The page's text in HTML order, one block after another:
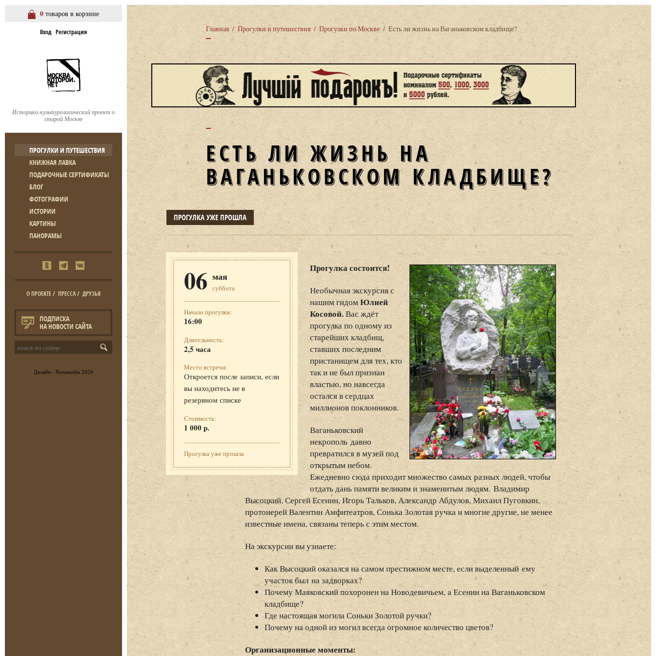
0 товаров в корзине
Вход Регистрация
Историко-культурологический проект о
старой Москве
ПРОГУЛКИ И ПУТЕШЕСТВИЯ
КНИЖНАЯ ЛАВКА
ПОДАРОЧНЫЕ СЕРТИФИКАТЫ
БЛОГ
ФОТОГРАФИИ
ИСТОРИИ
КАРТИНЫ
ПАНОРАМЫ
О ПРОЕКТЕ/ ПРЕССА/ ДРУЗЬЯ
ПОДПИСКА
НА НОВОСТИ САЙТА
Дизайн - Notamedia 2026
Главная / Прогулки и путешествия / Прогулки по Москве / Есть ли жизнь на Ваганьковском кладбище?
ЕСТЬ ЛИ ЖИЗНЬ НА
ВАГАНЬКОВСКОМ КЛАДБИЩЕ?
ПРОГУЛКА УЖЕ ПРОШЛА
06 мая
суббота
Начало прогулки:
16:00
Длительность:
2,5 часа
Место встречи:
Откроется после записи, если
вы находитесь не в
резервном списке
Стоимость:
1 000 р.
Прогулка уже прошла
Прогулка состоится!
Необычная экскурсия с
нашим гидомЮлией
Косовой.Вас ждёт
прогулка по одному из
старейших кладбищ,
ставших последним
пристанищем для тех, кто
так и не был признан
властью, но навсегда
остался в сердцах
миллионов поклонников.
Ваганьковский
некрополь давно
превратился в музей под
открытым небом.
Ежедневно сюда приходит множество самых разных людей, чтобы
отдать дань памяти великим и знаменитым людям. Владимир
Высоцкий, Сергей Есенин, Игорь Тальков, Александр Абдулов, Михаил Пуговкин,
протоиерей Валентин Амфитеатров, Сонька Золотая ручка и многие другие, не менее
известные имена, связаны теперь с этим местом.
На экскурсии вы узнаете:
Как Высоцкий оказался на самом престижном месте, если выделенный ему
участок был на задворках?
Почему Маяковский похоронен на Новодевичьем, а Есенин на Ваганьковском
кладбище?
Где настоящая могила Соньки Золотой ручки?
Почему на одной из могил всегда огромное количество цветов?
Организационные моменты: